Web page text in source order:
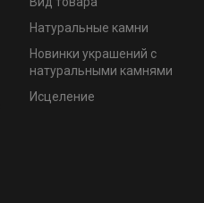
Натуральные камни
Новинки украшений с
натуральными камнями
Исцеление